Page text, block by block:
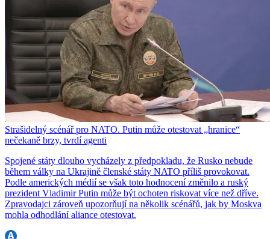
Strašidelný scénář pro NATO. Putin může otestovat „hranice“
nečekaně brzy, tvrdí agenti
Spojené státy dlouho vycházely z předpokladu, že Rusko nebude
během války na Ukrajině členské státy NATO příliš provokovat.
Podle amerických médií se však toto hodnocení změnilo a ruský
prezident Vladimir Putin může být ochoten riskovat více než dříve.
Zpravodajci zároveň upozorňují na několik scénářů, jak by Moskva
mohla odhodlání aliance otestovat.